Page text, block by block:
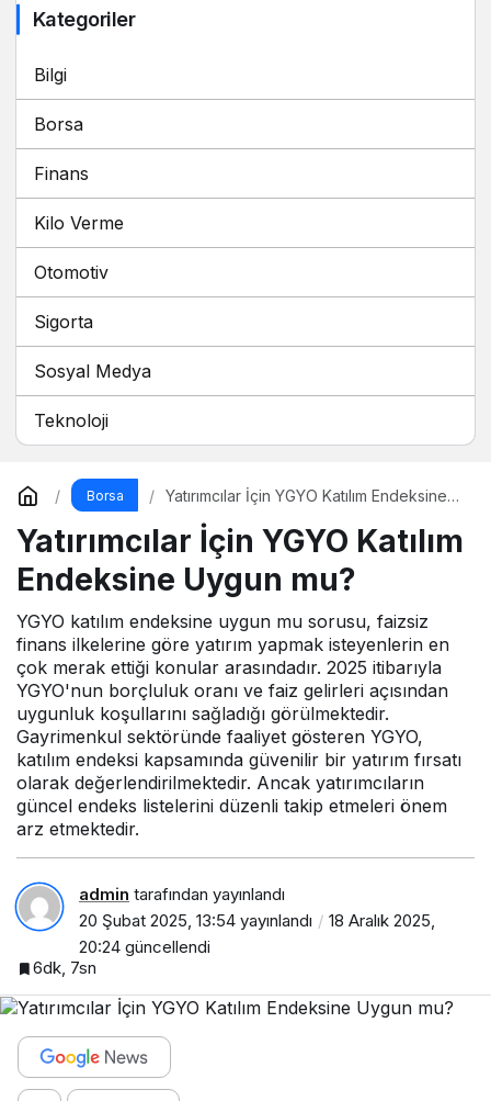
Kategoriler
Bilgi
Borsa
Finans
Kilo Verme
Otomotiv
Sigorta
Sosyal Medya
Teknoloji
Borsa
Yatırımcılar İçin YGYO Katılım Endeksine
Yatırımcılar İçin YGYO Katılım
Endeksine Uygun mu?
YGYO katılım endeksine uygun mu sorusu, faizsiz
finans ilkelerine göre yatırım yapmak isteyenlerin en
çok merak ettiği konular arasındadır. 2025 itibarıyla
YGYO'nun borçluluk oranı ve faiz gelirleri açısından
uygunluk koşullarını sağladığı görülmektedir.
Gayrimenkul sektöründe faaliyet gösteren YGYO,
katılım endeksi kapsamında güvenilir bir yatırım fırsatı
olarak değerlendirilmektedir. Ancak yatırımcıların
güncel endeks listelerini düzenli takip etmeleri önem
arz etmektedir.
admin tarafından yayınlandı
20 Şubat 2025, 13:54 yayınlandı
18 Aralık 2025,
20:24 güncellendi
6dk, 7sn